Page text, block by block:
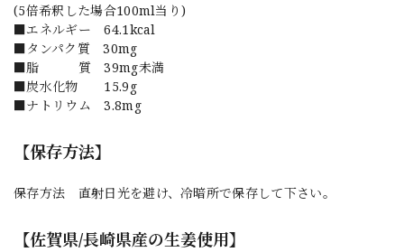
(5倍希釈した場合100ml当り)
■エネルギー 64.1kcal
■タンパク質 30mg
■脂 質 39mg未満
■炭水化物 15.9g
■ナトリウム 3.8mg
【保存方法】
保存方法 直射日光を避け、冷暗所で保存して下さい。
【佐賀県/長崎県産の生姜使用】